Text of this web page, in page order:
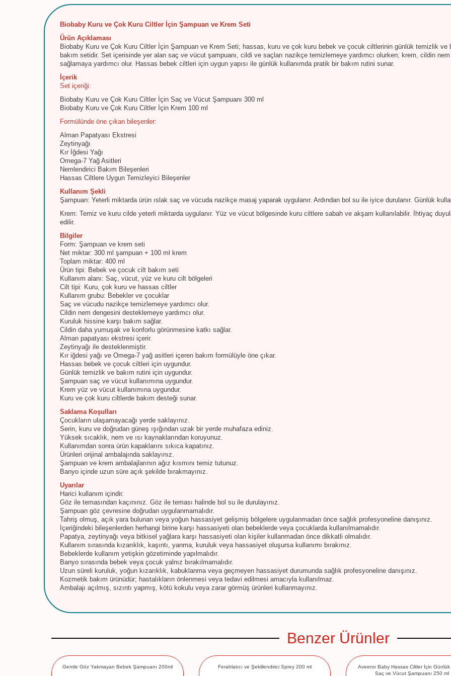
Biobaby Kuru ve Çok Kuru Ciltler İçin Şampuan ve Krem Seti
Ürün Açıklaması
Biobaby Kuru ve Çok Kuru Ciltler İçin Şampuan ve Krem Seti; hassas, kuru ve çok kuru bebek ve çocuk ciltlerinin günlük temizlik ve
bakım setidir. Set içerisinde yer alan saç ve vücut şampuanı, cildi ve saçları nazikçe temizlemeye yardımcı olurken; krem, cildin
sağlamaya yardımcı olur. Hassas bebek ciltleri için uygun yapısı ile günlük kullanımda pratik bir bakım rutini sunar.
İçerik
Set içeriği:
Biobaby Kuru ve Çok Kuru Ciltler İçin Saç ve Vücut Şampuanı 300 ml
Biobaby Kuru ve Çok Kuru Ciltler İçin Krem 100 ml
Formülünde öne çıkan bileşenler:
Alman Papatyası Ekstresi
Zeytinyağı
Kır İğdesi Yağı
Omega-7 Yağ Asitleri
Nemlendirici Bakım Bileşenleri
Hassas Ciltlere Uygun Temizleyici Bileşenler
Kullanım Şekli
Şampuan: Yeterli miktarda ürün ıslak saç ve vücuda nazikçe masaj yaparak uygulanır. Ardından bol su ile iyice durulanır. Günlük
Krem: Temiz ve kuru cilde yeterli miktarda uygulanır. Yüz ve vücut bölgesinde kuru ciltlere sabah ve akşam kullanılabilir. İhtiyaç
edilir.
Bilgiler
Form: Şampuan ve krem seti
Net miktar: 300 ml şampuan + 100 ml krem
Toplam miktar: 400 ml
Ürün tipi: Bebek ve çocuk cilt bakım seti
Kullanım alanı: Saç, vücut, yüz ve kuru cilt bölgeleri
Cilt tipi: Kuru, çok kuru ve hassas ciltler
Kullanım grubu: Bebekler ve çocuklar
Saç ve vücudu nazikçe temizlemeye yardımcı olur.
Cildin nem dengesini desteklemeye yardımcı olur.
Kuruluk hissine karşı bakım sağlar.
Cildin daha yumuşak ve konforlu görünmesine katkı sağlar.
Alman papatyası ekstresi içerir.
Zeytinyağı ile desteklenmiştir.
Kır iğdesi yağı ve Omega-7 yağ asitleri içeren bakım formülüyle öne çıkar.
Hassas bebek ve çocuk ciltleri için uygundur.
Günlük temizlik ve bakım rutini için uygundur.
Şampuan saç ve vücut kullanımına uygundur.
Krem yüz ve vücut kullanımına uygundur.
Kuru ve çok kuru ciltlerde bakım desteği sunar.
Saklama Koşulları
Çocukların ulaşamayacağı yerde saklayınız.
Serin, kuru ve doğrudan güneş ışığından uzak bir yerde muhafaza ediniz.
Yüksek sıcaklık, nem ve ısı kaynaklarından koruyunuz.
Kullanımdan sonra ürün kapaklarını sıkıca kapatınız.
Ürünleri orijinal ambalajında saklayınız.
Şampuan ve krem ambalajlarının ağız kısmını temiz tutunuz.
Banyo içinde uzun süre açık şekilde bırakmayınız.
Uyarılar
Harici kullanım içindir.
Göz ile temasından kaçınınız. Göz ile teması halinde bol su ile durulayınız.
Şampuan göz çevresine doğrudan uygulanmamalıdır.
Tahriş olmuş, açık yara bulunan veya yoğun hassasiyet gelişmiş bölgelere uygulanmadan önce sağlık profesyoneline danışınız.
İçeriğindeki bileşenlerden herhangi birine karşı hassasiyeti olan bebeklerde veya çocuklarda kullanılmamalıdır.
Papatya, zeytinyağı veya bitkisel yağlara karşı hassasiyeti olan kişiler kullanmadan önce dikkatli olmalıdır.
Kullanım sırasında kızarıklık, kaşıntı, yanma, kuruluk veya hassasiyet oluşursa kullanımı bırakınız.
Bebeklerde kullanım yetişkin gözetiminde yapılmalıdır.
Banyo sırasında bebek veya çocuk yalnız bırakılmamalıdır.
Uzun süreli kuruluk, yoğun kızarıklık, kabuklanma veya geçmeyen hassasiyet durumunda sağlık profesyoneline danışınız.
Kozmetik bakım ürünüdür; hastalıkların önlenmesi veya tedavi edilmesi amacıyla kullanılmaz.
Ambalajı açılmış, sızıntı yapmış, kötü kokulu veya zarar görmüş ürünleri kullanmayınız.
Benzer Ürünler
Gentle Göz Yakmayan Bebek Şampuanı 200ml Ferahlatıcı ve Şekillendirici Sprey 200 ml
Aveeno Baby Hassas Ciltler İçin Günlük
Saç ve Vücut Şampuanı 250 ml